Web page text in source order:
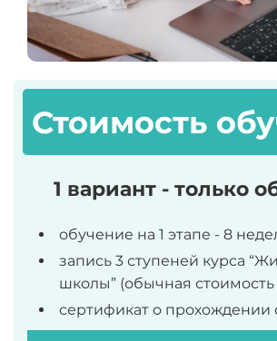
Стоимость
1 вариант - только
обучение на 1 этапе - 8
запись 3 ступеней курса
школы” (обычная стоимость
сертификат о прохождении